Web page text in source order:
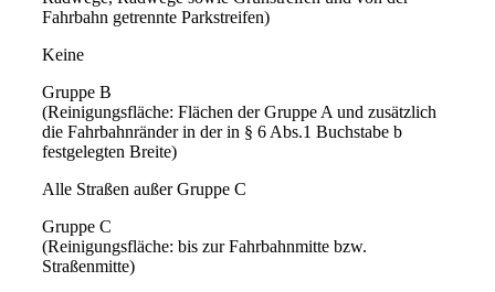
Fahrbahn getrennte Parkstreifen)
Keine
Gruppe B
(Reinigungsfläche: Flächen der Gruppe A und zusätzlich
die Fahrbahnränder in der in § 6 Abs.1 Buchstabe b
festgelegten Breite)
Alle Straßen außer Gruppe C
Gruppe C
(Reinigungsfläche: bis zur Fahrbahnmitte bzw.
Straßenmitte)